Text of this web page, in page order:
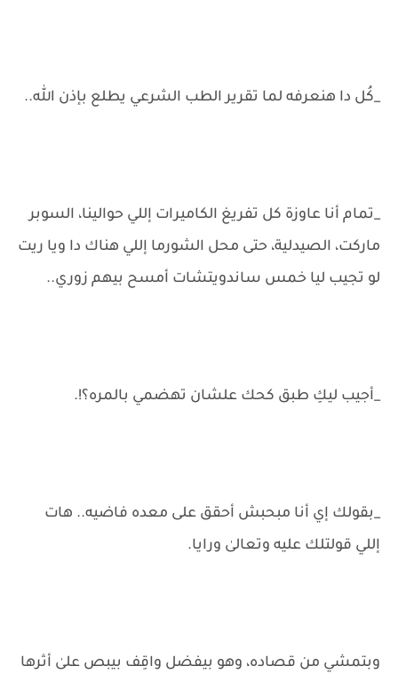
_كُل دا هنعرفه لما تقرير الطب الشرعي يطلع بإذن الله..
_تمام أنا عاوزة كل تفريغ الكاميرات إللي حوالينا، السوبر
ماركت، الصيدلية، حتى محل الشورما إللي هناك دا ويا ريت
لو تجيب ليا خمس ساندويتشات أمسح بيهم زوري..
_أجيب ليكِ طبق كحك علشان تهضمي بالمره؟!.
_بقولك إي أنا مبحبش أحقق على معده فاضيه.. هات
إللي قولتلك عليه وتعالىٰ ورايا.
وبتمشي من قصاده، وهو بيفضل واقِف بيبص علىٰ أثرها